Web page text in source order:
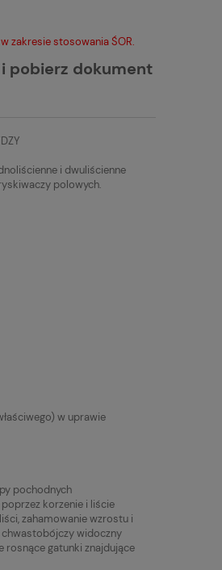
zakresie stosowania ŚOR.
pobierz dokument
i dwuliścienne
polowych.
w uprawie
pochodnych
korzenie i liście
zahamowanie wzrostu i
chwastobójczy widoczny
rosnące gatunki znajdujące